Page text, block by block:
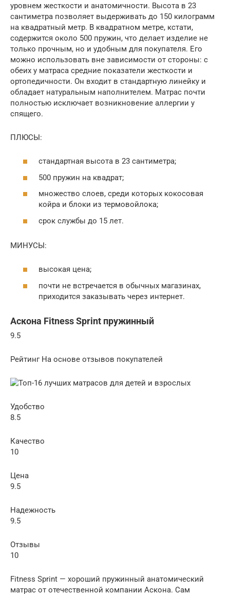
уровнем жесткости и анатомичности. Высота в 23
сантиметра позволяет выдерживать до 150 килограмм
на квадратный метр. В квадратном метре, кстати,
содержится около 500 пружин, что делает изделие не
только прочным, но и удобным для покупателя. Его
можно использовать вне зависимости от стороны: с
обеих у матраса средние показатели жесткости и
ортопедичности. Он входит в стандартную линейку и
обладает натуральным наполнителем. Матрас почти
полностью исключает возникновение аллергии у
спящего.
ПЛЮСЫ:
стандартная высота в 23 сантиметра;
500 пружин на квадрат;
множество слоев, среди которых кокосовая
койра и блоки из термовойлока;
срок службы до 15 лет.
МИНУСЫ:
высокая цена;
почти не встречается в обычных магазинах,
приходится заказывать через интернет.
Аскона Fitness Sprint пружинный
9.5
Рейтинг На основе отзывов покупателей
Удобство
8.5
Качество
10
Цена
9.5
Надежность
9.5
Отзывы
10
Fitness Sprint — хороший пружинный анатомический
матрас от отечественной компании Аскона. Сам